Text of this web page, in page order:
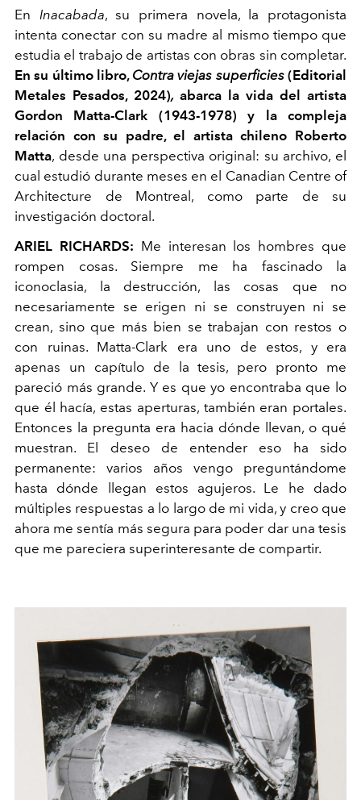
En Inacabada, su primera novela, la protagonista
intenta conectar con su madre al mismo tiempo que
estudia el trabajo de artistas con obras sin completar.
En su último libro, Contra viejas superficies(Editorial
Metales Pesados, 2024), abarca la vida del artista
Gordon Matta-Clark (1943-1978) y la compleja
relación con su padre, el artista chileno Roberto
Matta, desde una perspectiva original: su archivo, el
cual estudió durante meses en el Canadian Centre of
Architecture de Montreal, como parte de su
investigación doctoral.
ARIEL RICHARDS: Me interesan los hombres que
rompen cosas. Siempre me ha fascinado la
iconoclasia, la destrucción, las cosas que no
necesariamente se erigen ni se construyen ni se
crean, sino que más bien se trabajan con restos o
con ruinas. Matta-Clark era uno de estos, y era
apenas un capítulo de la tesis, pero pronto me
pareció más grande. Y es que yo encontraba que lo
que él hacía, estas aperturas, también eran portales.
Entonces la pregunta era hacia dónde llevan, o qué
muestran. El deseo de entender eso ha sido
permanente: varios años vengo preguntándome
hasta dónde llegan estos agujeros. Le he dado
múltiples respuestas a lo largo de mi vida, y creo que
ahora me sentía más segura para poder dar una tesis
que me pareciera superinteresante de compartir.